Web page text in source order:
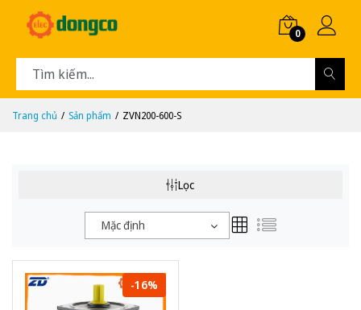
0
Trang chủ Sản phẩm ZVN200-600-S
Lọc
Mặc định
-16%